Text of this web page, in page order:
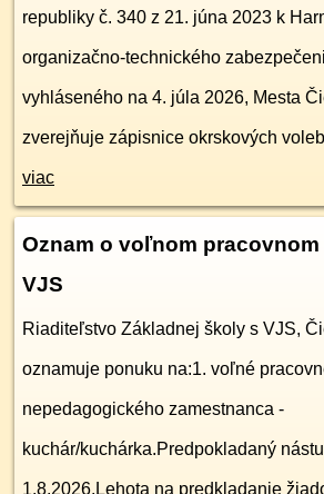
republiky č. 340 z 21. júna 2023 k
organizačno-technického
vyhláseného na 4. júla 2026, Mesta
zverejňuje zápisnice okrskových
viac
Oznam o voľnom pracovnom
VJS
Riaditeľstvo Základnej školy s VJS,
oznamuje ponuku na:1. voľné
nepedagogického zamestnanca -
kuchár/kuchárka.Predpokladaný
1.8.2026.Lehota na predkladanie